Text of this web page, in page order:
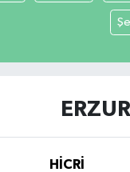
HİCRİ